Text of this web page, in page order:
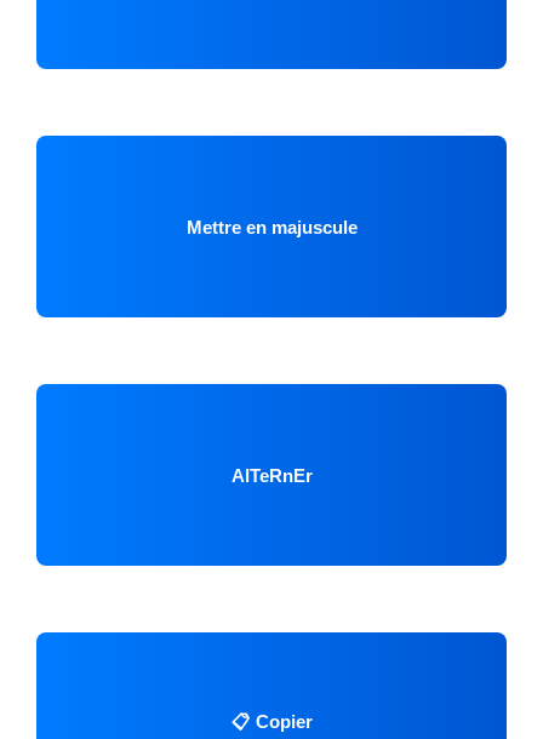
Mettre en majuscule
AlTeRnEr
📋 Copier